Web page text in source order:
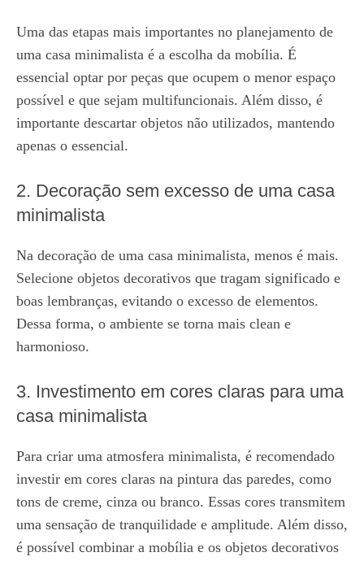
Uma das etapas mais importantes no planejamento de
uma casa minimalista é a escolha da mobília. É
essencial optar por peças que ocupem o menor espaço
possível e que sejam multifuncionais. Além disso, é
importante descartar objetos não utilizados, mantendo
apenas o essencial.
2. Decoração sem excesso de uma casa
minimalista
Na decoração de uma casa minimalista, menos é mais.
Selecione objetos decorativos que tragam significado e
boas lembranças, evitando o excesso de elementos.
Dessa forma, o ambiente se torna mais clean e
harmonioso.
3. Investimento em cores claras para uma
casa minimalista
Para criar uma atmosfera minimalista, é recomendado
investir em cores claras na pintura das paredes, como
tons de creme, cinza ou branco. Essas cores transmitem
uma sensação de tranquilidade e amplitude. Além disso,
é possível combinar a mobília e os objetos decorativos